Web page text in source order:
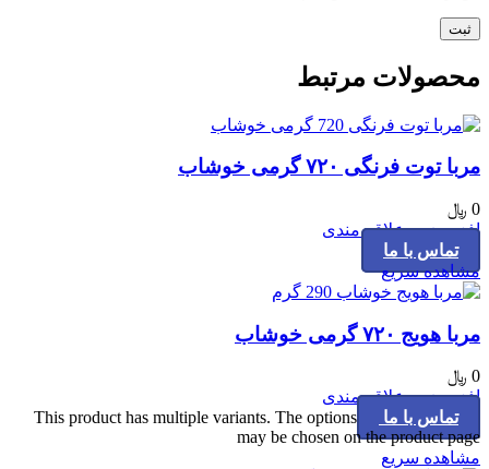
محصولات مرتبط
مربا توت فرنگی ۷۲۰ گرمی خوشاب
0 ﷼
افزودن به علاقه مندی
تماس با ما
مشاهده سریع
مربا هویج ۷۲۰ گرمی خوشاب
0 ﷼
افزودن به علاقه مندی
تماس با ما
This product has multiple variants. The options
may be chosen on the product page
مشاهده سریع